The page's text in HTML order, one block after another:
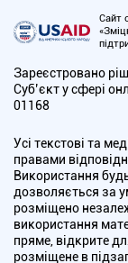
Сайт
Зареєстровано
Cуб’єкт у сфері
01168
Усі текстові та
правами
Використання
дозволяється за
розміщено
використання
пряме, відкрите
розміщене в